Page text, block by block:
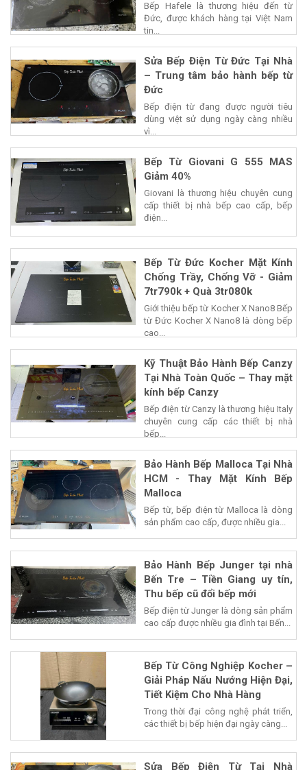
Bếp Hafele là thương hiệu đến từ
Đức, được khách hàng tại Việt Nam
tin...
Sửa Bếp Điện Từ Đức Tại Nhà
– Trung tâm bảo hành bếp từ
Đức
Bếp điện từ đang được người tiêu
dùng việt sử dụng ngày càng nhiều
vì...
Bếp Từ Giovani G 555 MAS
Giảm 40%
Giovani là thương hiệu chuyên cung
cấp thiết bị nhà bếp cao cấp, bếp
điện...
Bếp Từ Đức Kocher Mặt Kính
Chống Trầy, Chống Vỡ - Giảm
7tr790k + Quà 3tr080k
Giới thiệu bếp từ Kocher X Nano8 Bếp
từ Đức Kocher X Nano8 là dòng bếp
cao...
Kỹ Thuật Bảo Hành Bếp Canzy
Tại Nhà Toàn Quốc – Thay mặt
kính bếp Canzy
Bếp điện từ Canzy là thương hiệu Italy
chuyên cung cấp các thiết bị nhà
bếp...
Bảo Hành Bếp Malloca Tại Nhà
HCM - Thay Mặt Kính Bếp
Malloca
Bếp từ, bếp điện từ Malloca là dòng
sản phẩm cao cấp, được nhiều gia...
Bảo Hành Bếp Junger tại nhà
Bến Tre – Tiền Giang uy tín,
Thu bếp cũ đổi bếp mới
Bếp điện từ Junger là dòng sản phẩm
cao cấp được nhiều gia đình tại Bến...
Bếp Từ Công Nghiệp Kocher –
Giải Pháp Nấu Nướng Hiện Đại,
Tiết Kiệm Cho Nhà Hàng
Trong thời đại công nghệ phát triển,
các thiết bị bếp hiện đại ngày càng...
Sửa Bếp Điện Từ Tại Nhà